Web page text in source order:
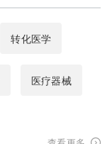
转化医学
医疗器械